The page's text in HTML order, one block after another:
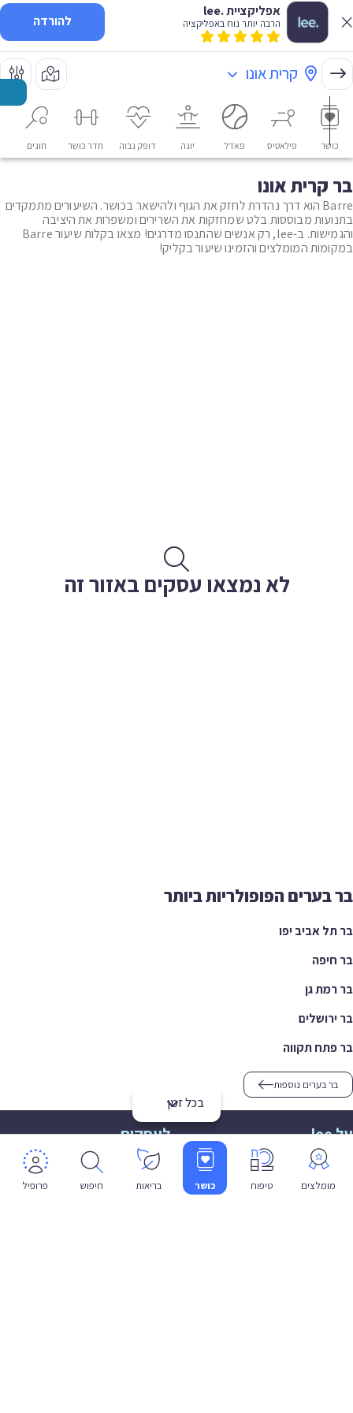
אפליקציית .lee
הרבה יותר נוח באפליקציה להורדה
קרית אונו
כושר פילאטיס פאדל יוגה דופק גבוה חדר כושר חוגים
בר קרית אונו
Barre הוא דרך נהדרת לחזק את הגוף ולהישאר בכושר. השיעורים מתמקדים
בתנועות מבוססות בלט שמחזקות את השרירים ומשפרות את היציבה
והגמישות. ב-lee, רק אנשים שהתנסו מדרגים! מצאו בקלות שיעור Barre
במקומות המומלצים והזמינו שיעור בקליק!
לא נמצאו עסקים באזור זה
בכל זמן
בר בערים הפופולריות ביותר
בר תל אביב יפו
בר חיפה
בר רמת גן
בר ירושלים
בר פתח תקווה
בר בערים נוספות
על lee
אודות
תמיכה
לעסקים
הצטרפות
תמיכה לעסקים
מומלצים טיפוח כושר בריאות חיפוש פרופיל